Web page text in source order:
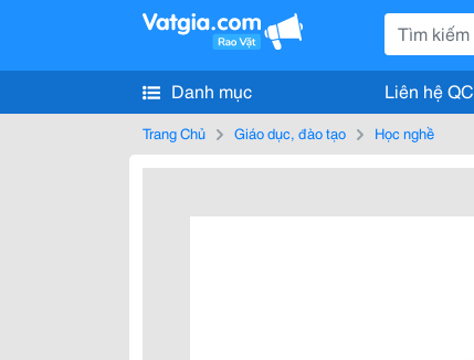
Danh mục Liên hệ QC
Trang Chủ Giáo dục, đào tạo Học nghề